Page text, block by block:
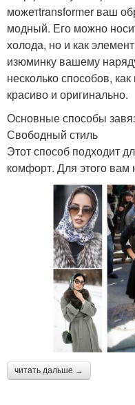
можетtransformer ваш
модный. Его можно
холода, но и как
изюминку вашему
несколько способов,
красиво и оригинально.
Основные способы
Свободный стиль
Этот способ подходит
комфорт. Для этого вам
читать дальше →